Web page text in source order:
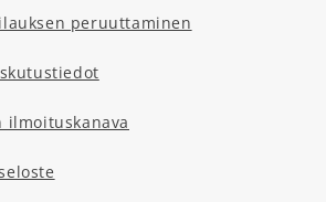
peruuttaminen
ilmoituskanava